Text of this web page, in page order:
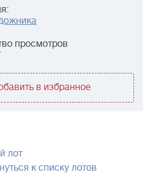
просмотров
в избранное
лот
к списку лотов